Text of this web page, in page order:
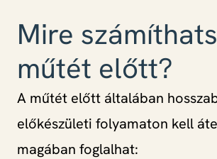
Mire
műtét előtt?
A műtét előtt általában
előkészületi folyamaton kell
magában foglalhat: